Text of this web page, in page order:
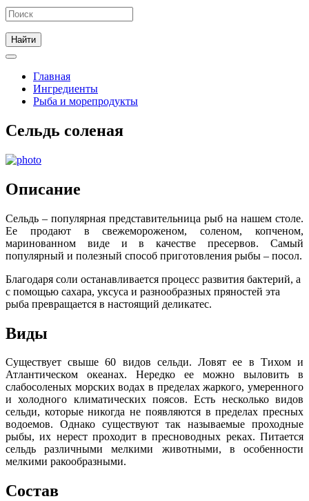
Главная
Ингредиенты
Рыба и морепродукты
Сельдь соленая
Описание
Сельдь – популярная представительница рыб на нашем столе.
Ее продают в свежемороженом, соленом, копченом,
маринованном виде и в качестве пресервов. Самый
популярный и полезный способ приготовления рыбы – посол.
Благодаря соли останавливается процесс развития бактерий, а
с помощью сахара, уксуса и разнообразных пряностей эта
рыба превращается в настоящий деликатес.
Виды
Существует свыше 60 видов сельди. Ловят ее в Тихом и
Атлантическом океанах. Нередко ее можно выловить в
слабосоленых морских водах в пределах жаркого, умеренного
и холодного климатических поясов. Есть несколько видов
сельди, которые никогда не появляются в пределах пресных
водоемов. Однако существуют так называемые проходные
рыбы, их нерест проходит в пресноводных реках. Питается
сельдь различными мелкими животными, в особенности
мелкими ракообразными.
Состав